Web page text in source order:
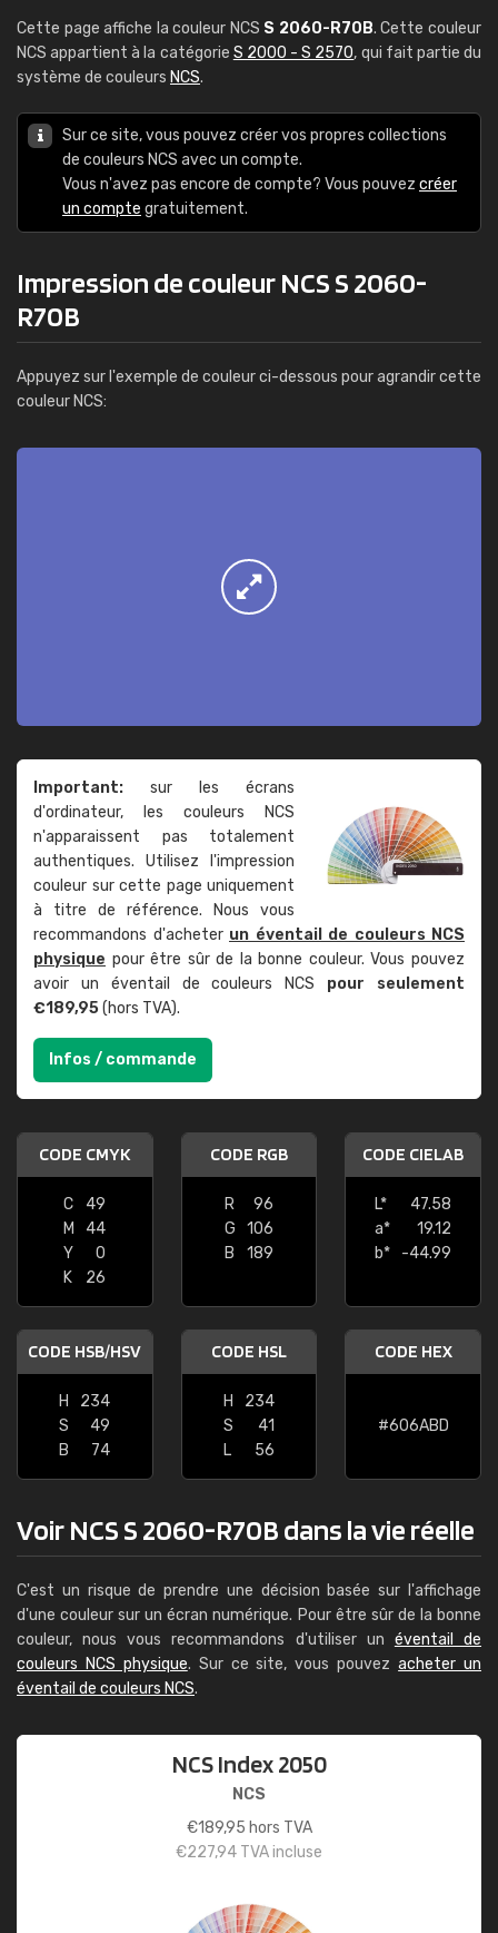
Cette page affiche la couleur NCS S 2060-R70B. Cette couleur
NCS appartient à la catégorie S 2000 - S 2570, qui fait partie du
système de couleurs NCS.
Sur ce site, vous pouvez créer vos propres collections
de couleurs NCS avec un compte.
Vous n'avez pas encore de compte? Vous pouvez créer
un compte gratuitement.
Impression de couleur NCS S 2060-
R70B
Appuyez sur l'exemple de couleur ci-dessous pour agrandir cette
couleur NCS:
Important: sur les écrans
d'ordinateur, les couleurs NCS
n'apparaissent pas totalement
authentiques. Utilisez l'impression
couleur sur cette page uniquement
à titre de référence. Nous vous
recommandons d'acheter un éventail de couleurs NCS
physique pour être sûr de la bonne couleur. Vous pouvez
avoir un éventail de couleurs NCS pour seulement
€189,95(hors TVA).
Infos / commande
CODE CMYK
C
49
M
44
Y
0
K
26
CODE RGB
R
96
G
106
B
189
CODE CIELAB
L*
47.58
a*
19.12
b*
-44.99
CODE HSB/HSV
H
234
S
49
B
74
CODE HSL
H
234
S
41
L
56
CODE HEX
#606ABD
Voir NCS S 2060-R70B dans la vie réelle
C'est un risque de prendre une décision basée sur l'affichage
d'une couleur sur un écran numérique. Pour être sûr de la bonne
couleur, nous vous recommandons d'utiliser un éventail de
couleurs NCS physique. Sur ce site, vous pouvezacheter un
éventail de couleurs NCS.
NCS Index 2050
NCS
€189,95 hors TVA
€227,94 TVA incluse